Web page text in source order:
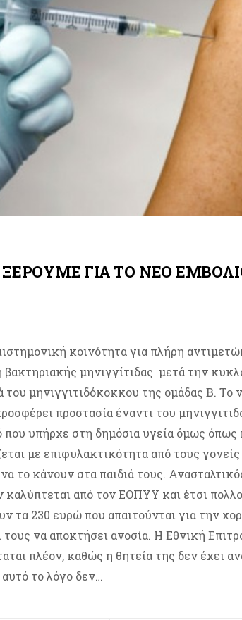
ΓΙΑ ΤΟ ΝΕΟ
κοινότητα για πλήρη
μηνιγγίτιδας μετά την
μηνιγγιτιδόκοκκου της ομάδας Β. Το
προστασία έναντι του
υπήρχε στη δημόσια υγεία όμως όπως
με επιφυλακτικότητα από τους
το κάνουν στα παιδιά τους.
καλύπτεται από τον ΕΟΠΥΥ και έτσι
τα 230 ευρώ που απαιτούνται για την
να αποκτήσει ανοσία. Η Εθνική
πλέον, καθώς η θητεία της δεν έχει
το λόγο δεν…